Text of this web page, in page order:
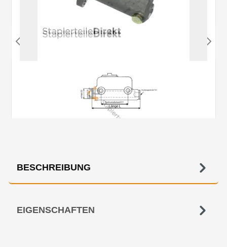
BESCHREIBUNG
EIGENSCHAFTEN